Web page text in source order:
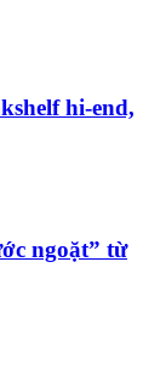
hi-end,
ngoặt” từ